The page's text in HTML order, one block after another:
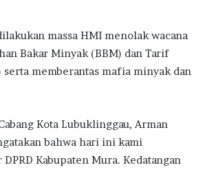
massa HMI menolak wacana
Bakar Minyak (BBM) dan Tarif
memberantas mafia minyak dan
Kota Lubuklinggau, Arman
bahwa hari ini kami
Kabupaten Mura. Kedatangan